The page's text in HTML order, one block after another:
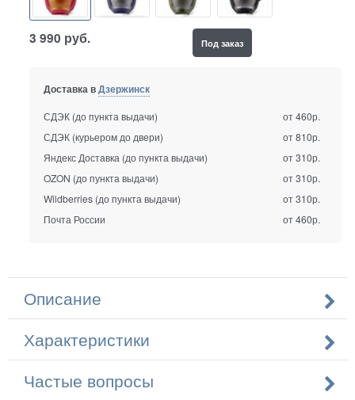
3 990 руб. Под заказ
Доставка вДзержинск
СДЭК (до пункта выдачи)
от 460р.
СДЭК (курьером до двери)
от 810р.
Яндекс Доставка (до пункта выдачи)
от 310р.
OZON (до пункта выдачи)
от 310р.
Wildberries (до пункта выдачи)
от 310р.
Почта России
от 460р.
Описание
Характеристики
Частые вопросы